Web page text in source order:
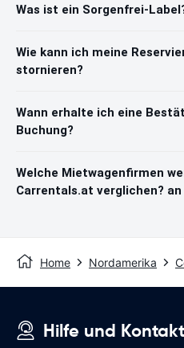
Was ist ein Sorgenfrei-
Wie kann ich meine
stornieren?
Wann erhalte ich eine
Buchung?
Welche Mietwagenfirmen
Carrentals.at verglichen?
Home Nordamerika
Hilfe und Kontakt